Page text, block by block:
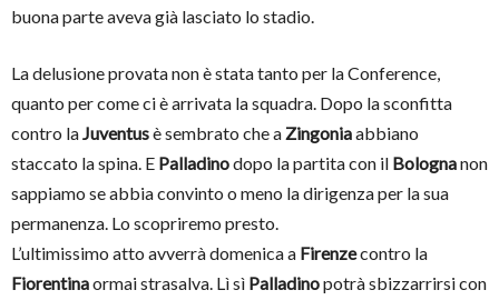
buona parte aveva già lasciato lo stadio.
La delusione provata non è stata tanto per la Conference,
quanto per come ci è arrivata la squadra. Dopo la sconfitta
contro laJuventusè sembrato che a Zingoniaabbiano
staccato la spina. E Palladinodopo la partita con il Bolognanon
sappiamo se abbia convinto o meno la dirigenza per la sua
permanenza. Lo scopriremo presto.
L’ultimissimo atto avverrà domenica a Firenzecontro la
Fiorentinaormai strasalva. Lì sì Palladinopotrà sbizzarrirsi con